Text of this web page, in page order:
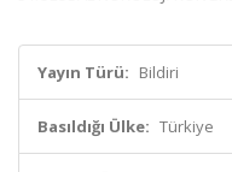
Yayın Türü: Bildiri
Basıldığı Ülke: Türkiye